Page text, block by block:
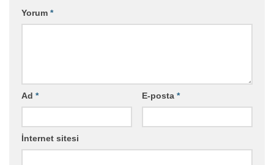
Yorum *
Ad * E-posta *
İnternet sitesi